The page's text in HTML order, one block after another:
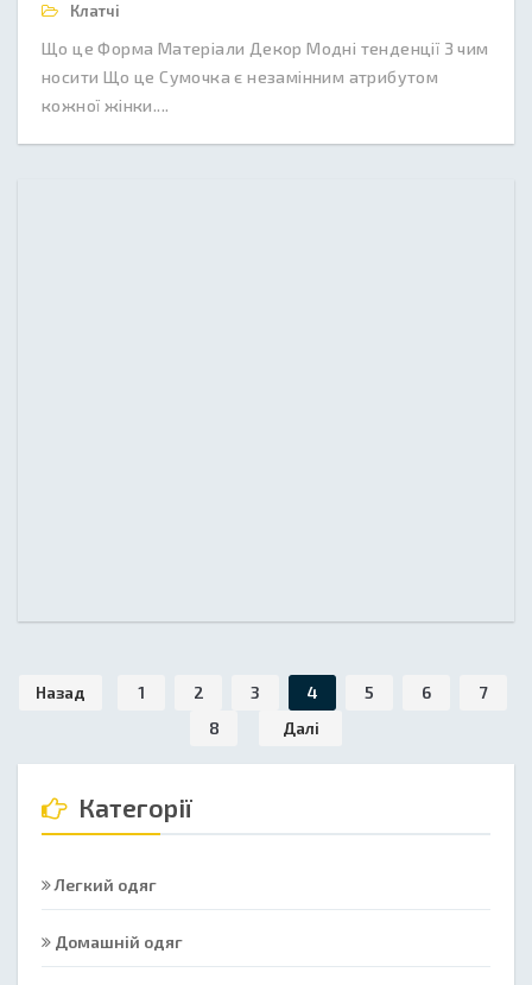
Клатчі
Що це Форма Матеріали Декор Модні тенденції З чим
носити Що це Сумочка є незамінним атрибутом
кожної жінки....
Назад 1 2 3 4 5 6
7
8
Далі
Категорії
Легкий одяг
Домашній одяг